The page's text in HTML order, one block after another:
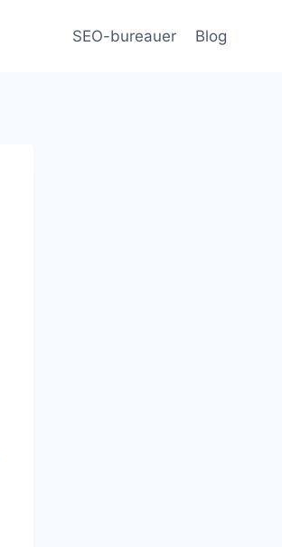
SEO-bureauer Blog